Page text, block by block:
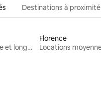
Destinations à proximité
Locations moyenne et longue durée
Florence